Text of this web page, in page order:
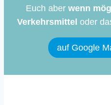
Euch aber wenn
Verkehrsmittel oder
auf Google